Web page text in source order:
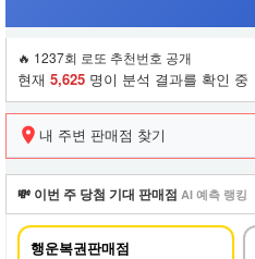
서
로
당
확
률
높
🔥 1237회 로또 추천번호 공개
현재 5,625 명이 분석 결과를 확인 중
내 주변 판매점 찾기
💸 이번 주 당첨 기대 판매점 AI 예측 랭킹
행운복권판매점